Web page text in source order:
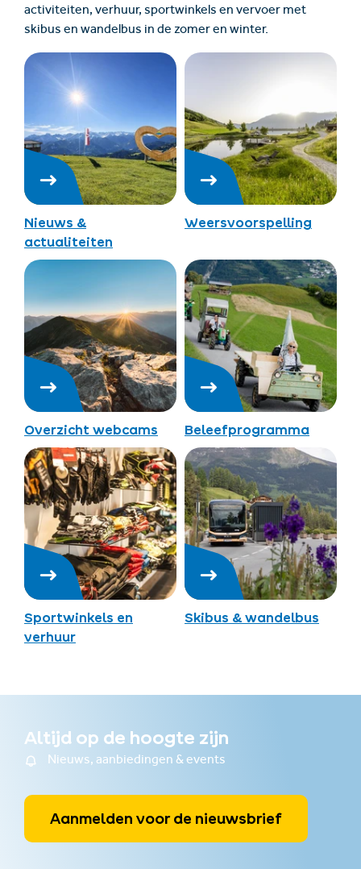
activiteiten, verhuur, sportwinkels en vervoer met
skibus en wandelbus in de zomer en winter.
Nieuws &
actualiteiten
Weersvoorspelling
Overzicht webcams Beleefprogramma
Sportwinkels en
verhuur
Skibus & wandelbus
Altijd op de hoogte zijn
Nieuws, aanbiedingen & events
Aanmelden voor de nieuwsbrief